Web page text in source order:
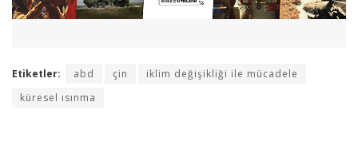
Etiketler: abd çin
iklim değişikliği ile mücadele
küresel ısınma